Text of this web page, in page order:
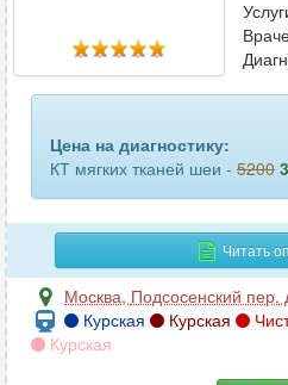
Цена на диагностику:
КТ мягких тканей шеи - 5200
Читать
Москва, Подсосенский пер.
Курская
Курская
Курская